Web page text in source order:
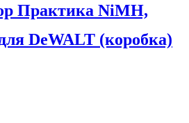
Практика NiMH,
DeWALT (коробка)